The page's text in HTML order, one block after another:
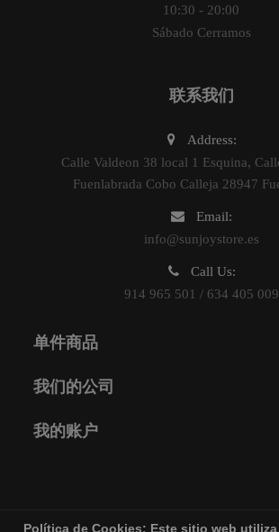
10:30 - 20:00
Sábado Cerramos
联系我们
Address:
Calle Valdeon 38 local 1 Esquina,
Fuenlabrada Cobo Calleja 28947
Email:
info@sunjoystore.es
Call Us:
914 965 501 / 634 405 009
单件商品
我们的公司
我的账户
Política de Cookies: Este sitio web